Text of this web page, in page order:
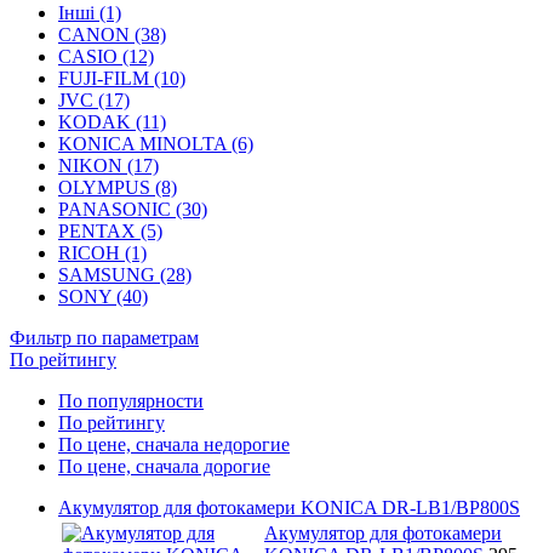
Інші (1)
CANON (38)
CASIO (12)
FUJI-FILM (10)
JVC (17)
KODAK (11)
KONICA MINOLTA (6)
NIKON (17)
OLYMPUS (8)
PANASONIC (30)
PENTAX (5)
RICOH (1)
SAMSUNG (28)
SONY (40)
Фильтр по параметрам
По рейтингу
По популярности
По рейтингу
По цене, сначала недорогие
По цене, сначала дорогие
Акумулятор для фотокамери KONICA DR-LB1/BP800S
Акумулятор для фотокамери